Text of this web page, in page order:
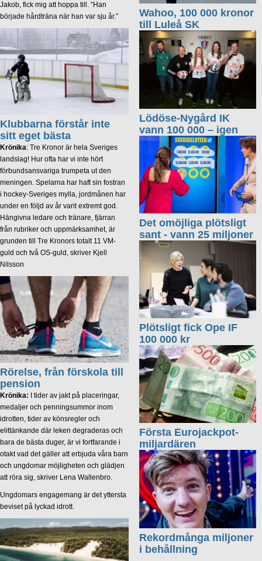
Wahoo, 100 000 kronor
till Luleå SK
Lödöse-Nygård IK
vann 100 000 – igen
Det omöjliga plötsligt
sant - vann 25 miljoner
Plötsligt fick Ope IF
100 000 kr
Första Eurojackpot-
miljardären
Rekordmånga miljoner
i behållning
Jakob, fick mig att hoppa till. ”Han
började hårdträna när han var sju år.”
Klubbarna förstår inte
sitt eget bästa
Krönika: Tre Kronor är hela Sveriges
landslag! Hur ofta har vi inte hört
förbundsansvariga trumpeta ut den
meningen. Spelarna har haft sin fostran
i hockey-Sveriges mylla, jordmånen har
under en följd av år varit extremt god.
Hängivna ledare och tränare, fjärran
från rubriker och uppmärksamhet, är
grunden till Tre Kronors totalt 11 VM-
guld och två OS-guld, skriver Kjell
Nilsson
Rörelse, från förskola till
pension
Krönika: I tider av jakt på placeringar,
medaljer och penningsummor inom
idrotten, tider av könsregler och
elittänkande där leken degraderas och
bara de bästa duger, är vi fortfarande i
otakt vad det gäller att erbjuda våra barn
och ungdomar möjligheten och glädjen
att röra sig, skriver Lena Wallenbro.
Ungdomars engagemang är det yttersta
beviset på lyckad idrott.